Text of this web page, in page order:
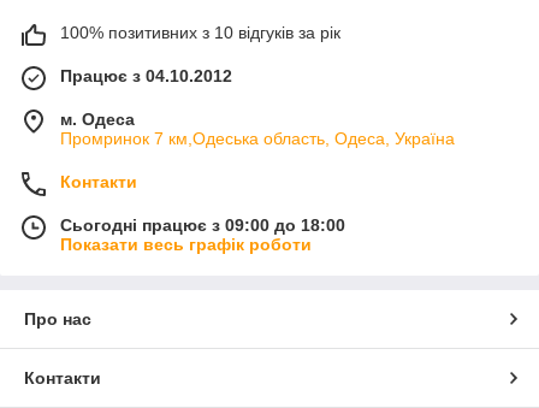
100% позитивних з 10 відгуків за рік
Працює з 04.10.2012
м. Одеса
Промринок 7 км,Одеська область, Одеса, Україна
Контакти
Сьогодні працює з 09:00 до 18:00
Показати весь графік роботи
Про нас
Контакти